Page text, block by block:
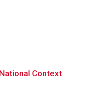
Context